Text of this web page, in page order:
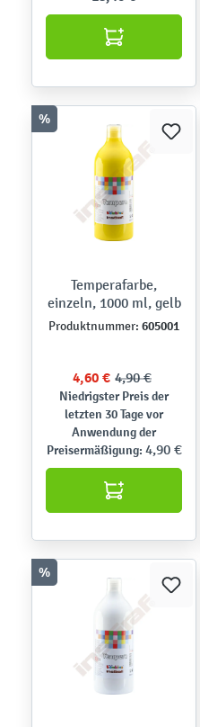
%
Temperafarbe,
einzeln, 1000 ml, gelb
Produktnummer: 605001
4,60 € 4,90 €
Niedrigster Preis der
letzten 30 Tage vor
Anwendung der
Preisermäßigung: 4,90 €
%